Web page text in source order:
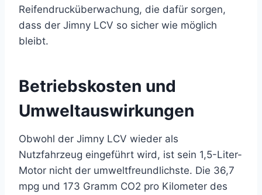
Reifendrucküberwachung, die dafür sorgen,
dass der Jimny LCV so sicher wie möglich
bleibt.
Betriebskosten und
Umweltauswirkungen
Obwohl der Jimny LCV wieder als
Nutzfahrzeug eingeführt wird, ist sein 1,5-Liter-
Motor nicht der umweltfreundlichste. Die 36,7
mpg und 173 Gramm CO2 pro Kilometer des